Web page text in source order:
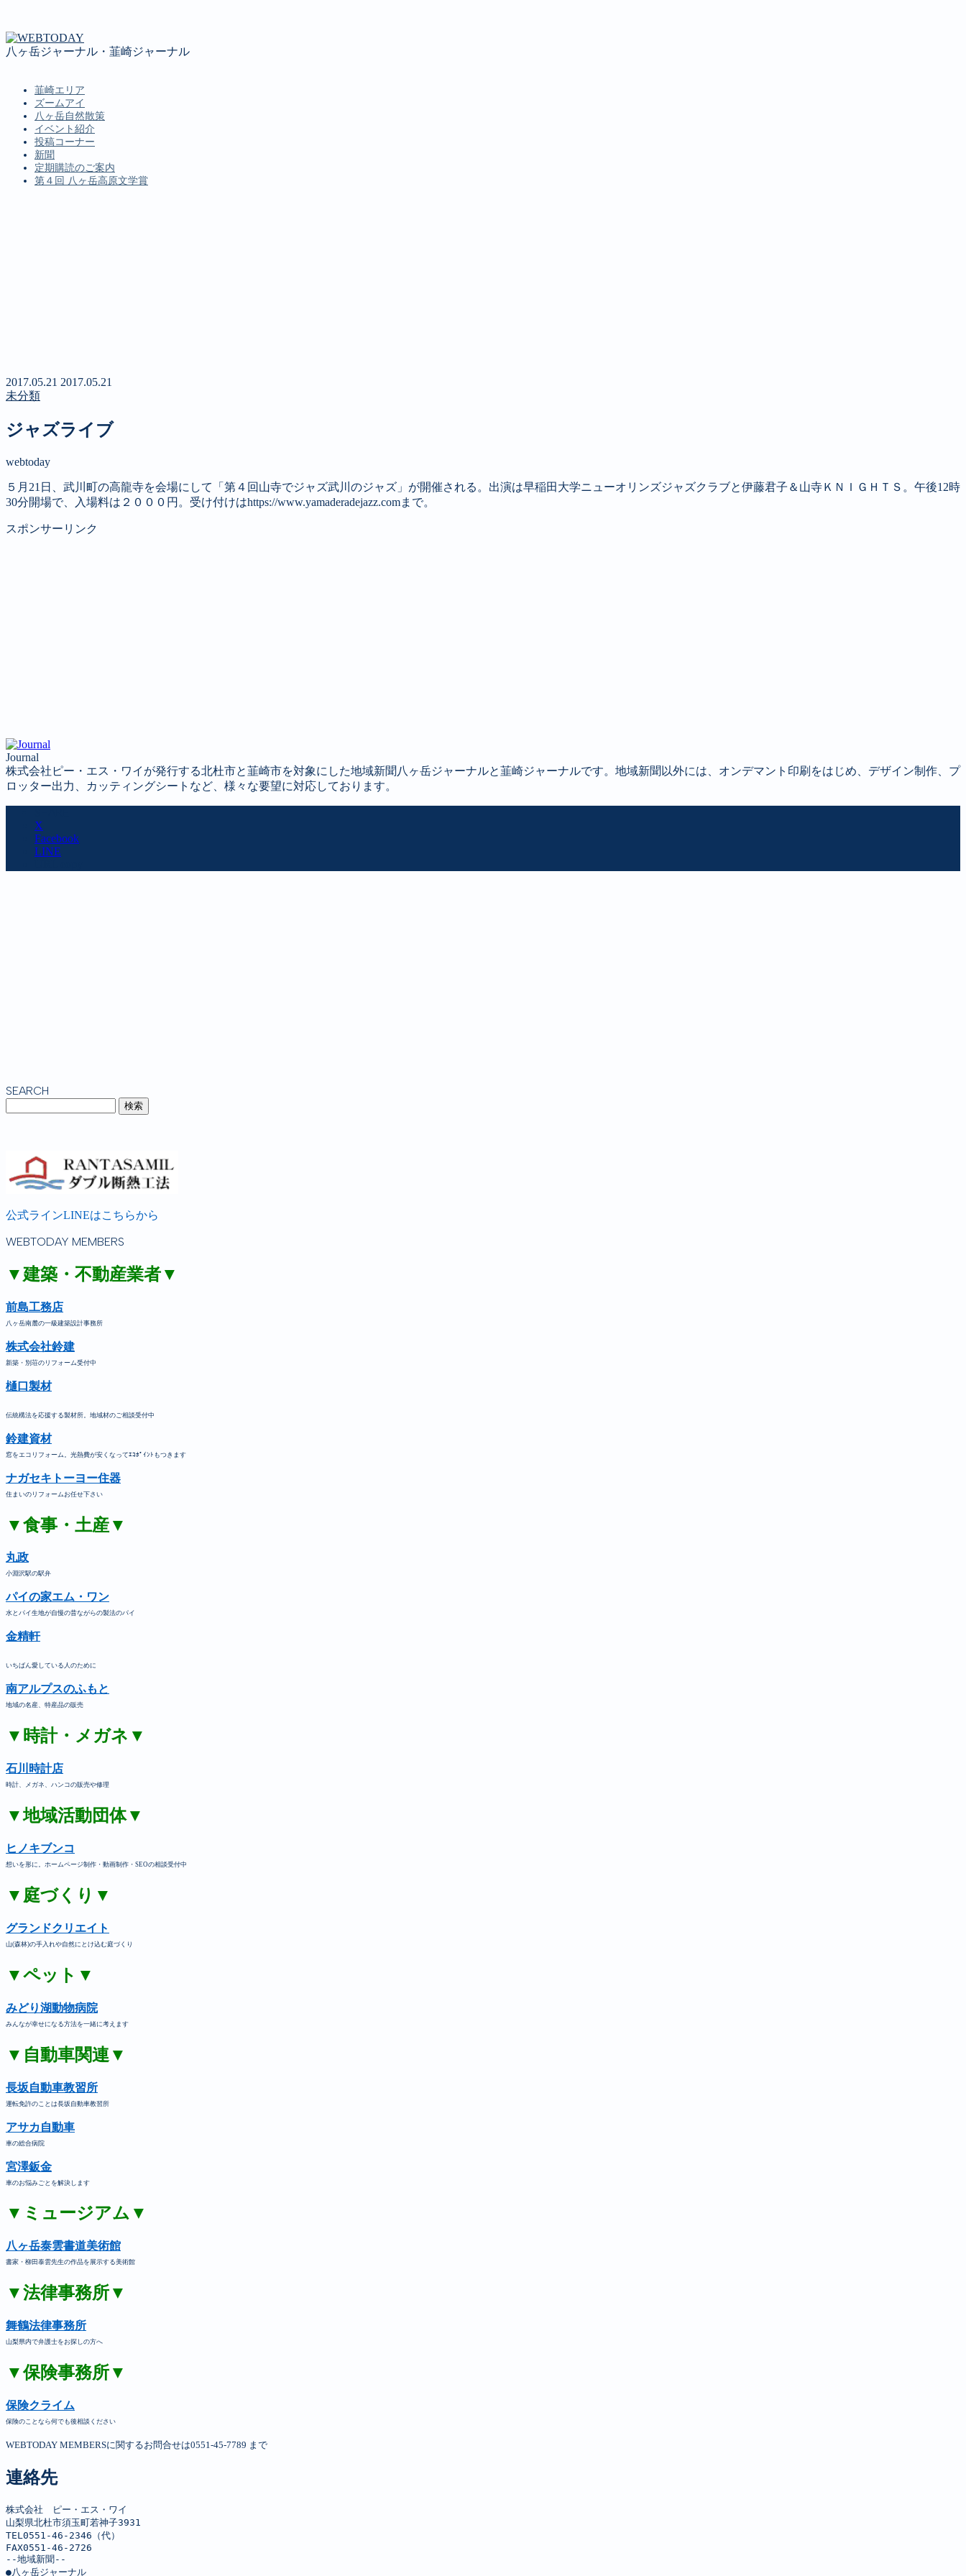
八ヶ岳ジャーナル・韮崎ジャーナル
韮崎エリア
ズームアイ
八ヶ岳自然散策
イベント紹介
投稿コーナー
新聞
定期購読のご案内
第４回 八ヶ岳高原文学賞
2017.05.21 2017.05.21
未分類
ジャズライブ
webtoday
５月21日、武川町の高龍寺を会場にして「第４回山寺でジャズ武川のジャズ」が開催される。出演は早稲田大学ニューオリンズジャズクラブと伊藤君子＆山寺ＫＮＩＧＨＴＳ。午後12時
30分開場で、入場料は２０００円。受け付けはhttps://www.yamaderadejazz.comまで。
スポンサーリンク
Journal
株式会社ピー・エス・ワイが発行する北杜市と韮崎市を対象にした地域新聞八ヶ岳ジャーナルと韮崎ジャーナルです。地域新聞以外には、オンデマント印刷をはじめ、デザイン制作、プ
ロッター出力、カッティングシートなど、様々な要望に対応しております。
X
Facebook
LINE
SEARCH
公式ラインLINEはこちらから
WEBTODAY MEMBERS
▼建築・不動産業者▼
前島工務店
八ヶ岳南麓の一級建築設計事務所
株式会社鈴建
新築・別荘のリフォーム受付中
樋口製材
伝統構法を応援する製材所。地域材のご相談受付中
鈴建資材
窓をエコリフォーム。光熱費が安くなってｴｺﾎﾟｲﾝﾄもつきます
ナガセキトーヨー住器
住まいのリフォームお任せ下さい
▼食事・土産▼
丸政
小淵沢駅の駅弁
パイの家エム・ワン
水とパイ生地が自慢の昔ながらの製法のパイ
金精軒
いちばん愛している人のために
南アルプスのふもと
地域の名産、特産品の販売
▼時計・メガネ▼
石川時計店
時計、メガネ、ハンコの販売や修理
▼地域活動団体▼
ヒノキブンコ
想いを形に。ホームページ制作・動画制作・SEOの相談受付中
▼庭づくり▼
グランドクリエイト
山(森林)の手入れや自然にとけ込む庭づくり
▼ペット▼
みどり湖動物病院
みんなが幸せになる方法を一緒に考えます
▼自動車関連▼
長坂自動車教習所
運転免許のことは長坂自動車教習所
アサカ自動車
車の総合病院
宮澤鈑金
車のお悩みごとを解決します
▼ミュージアム▼
八ヶ岳泰雲書道美術館
書家・柳田泰雲先生の作品を展示する美術館
▼法律事務所▼
舞鶴法律事務所
山梨県内で弁護士をお探しの方へ
▼保険事務所▼
保険クライム
保険のことなら何でも後相談ください
WEBTODAY MEMBERSに関するお問合せは0551-45-7789 まで
連絡先
株式会社　ピー・エス・ワイ
山梨県北杜市須玉町若神子3931
TEL0551-46-2346（代）
FAX0551-46-2726
--地域新聞--
●八ヶ岳ジャーナル